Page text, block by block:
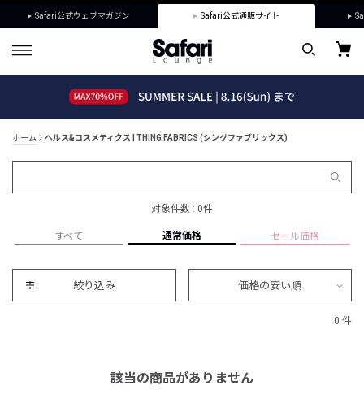
Safari公式ウェブマガジン Safari公式通販サイト
ホーム ヘルス&コスメティクス | THING FABRICS (シングファブリックス)
対象件数 : 0件
すべて 通常価格 セール価格
絞り込み 価格の安い順
0 件
該当の商品がありません